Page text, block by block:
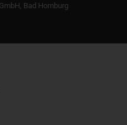
Bad Homburg